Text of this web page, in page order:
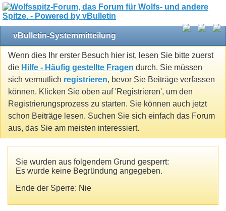
vBulletin-Systemmitteilung
Wenn dies Ihr erster Besuch hier ist, lesen Sie bitte zuerst
die Hilfe - Häufig gestellte Fragen durch. Sie müssen
sich vermutlich registrieren, bevor Sie Beiträge verfassen
können. Klicken Sie oben auf 'Registrieren', um den
Registrierungsprozess zu starten. Sie können auch jetzt
schon Beiträge lesen. Suchen Sie sich einfach das Forum
aus, das Sie am meisten interessiert.
Sie wurden aus folgendem Grund gesperrt:
Es wurde keine Begründung angegeben.
Ende der Sperre: Nie